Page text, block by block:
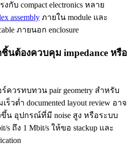
บ compact electronics หลาย
assembly ภายใน module และ
ภายนอก enclosure
นต้องควบคุม impedance หรือ
ควรทบทวน pair geometry สำหรับ
วต่ำ documented layout review อาจ
น อุปกรณ์ที่มี noise สูง หรือระบบ
s ถึง 1 Mbit/s ให้ขอ stackup และ